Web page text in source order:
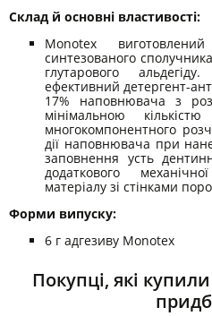
Склад й основні властивості:
Monotex
синтезованого
глутарового
ефективний детергент-
17% наповнювача з
мінімальною
многокомпонентного
дії наповнювача при
заповнення усть
додаткового
матеріалу зі стінками
Форми випуску:
6 г адгезиву Monotex
Покупці, які